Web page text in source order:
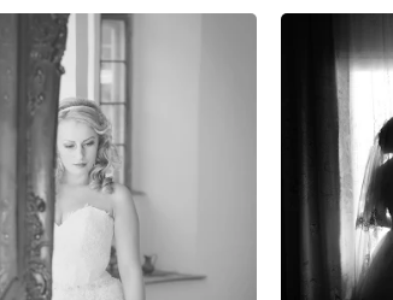
16 45